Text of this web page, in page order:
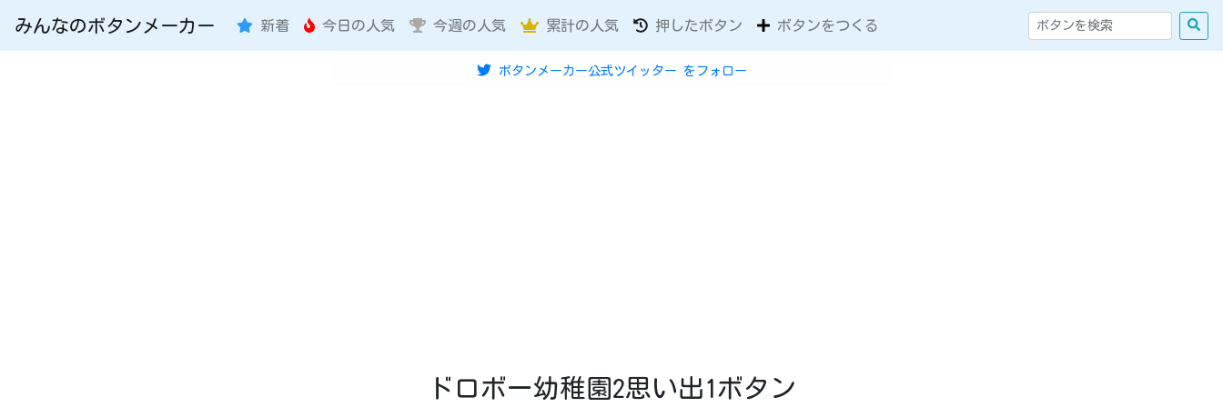
みんなのボタンメーカー 新着 今日の人気 今週の人気 累計の人気 押したボタン ボタンをつくる
ボタンメーカー公式ツイッター をフォロー
ドロボー幼稚園2思い出1ボタン